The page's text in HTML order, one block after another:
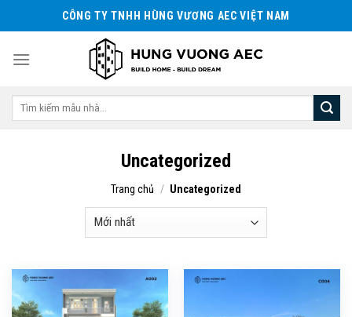
to
CÔNG TY TNHH HÙNG VƯƠNG AEC VIỆT NAM
Tìm
Uncategorized
Trang chủ / Uncategorized